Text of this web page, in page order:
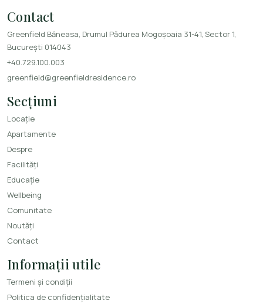
Contact
Greenfield Băneasa, Drumul Pădurea Mogoșoaia 31-41, Sector 1,
București 014043
+40.729.100.003
greenfield@greenfieldresidence.ro
Secțiuni
Locație
Apartamente
Despre
Facilități
Educație
Wellbeing
Comunitate
Noutăți
Contact
Informații utile
Termeni și condiții
Politica de confidențialitate